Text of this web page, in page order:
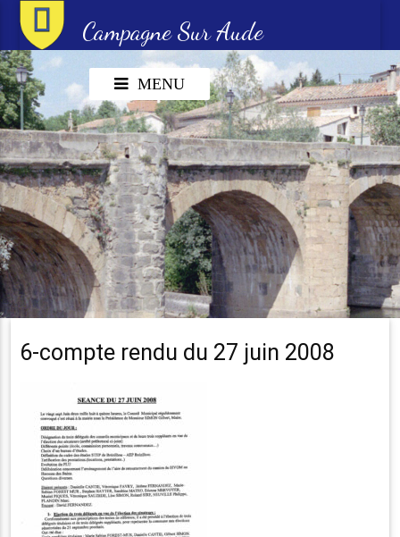
Campagne Sur Aude
MENU
6-compte rendu du 27 juin 2008